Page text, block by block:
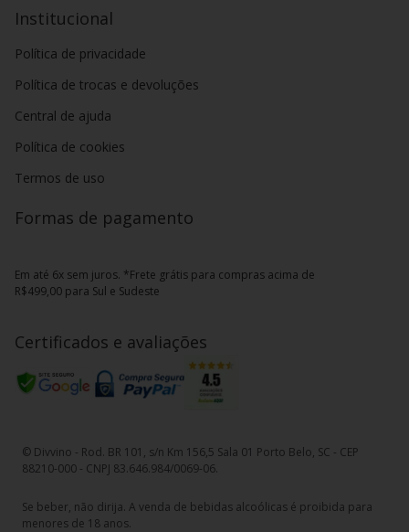
Institucional
Política de privacidade
Política de trocas e devoluções
Central de ajuda
Política de cookies
Termos de uso
Formas de pagamento
Em até 6x sem juros. *Frete grátis para compras acima de
R$499,00 para Sul e Sudeste
Certificados e avaliações
© Divvino - Rod. BR 101, s/n Km 156,5 Sala 01 Porto Belo, SC - CEP
88210-000 - CNPJ 83.646.984/0069-06.
Se beber, não dirija. A venda de bebidas alcoólicas é proibida para
menores de 18 anos.